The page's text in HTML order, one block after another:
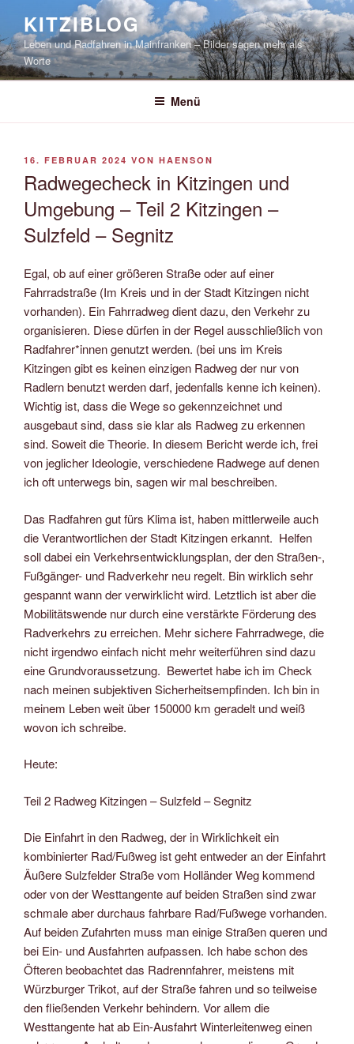
springen
KITZIBLOG
Leben und Radfahren in Mainfranken – Bilder sagen mehr als
Worte
Menü
VERÖFFENTLICHT
16. FEBRUAR 2024 VON HAENSON
Radwegecheck in Kitzingen und
Umgebung – Teil 2 Kitzingen –
Sulzfeld – Segnitz
Egal, ob auf einer größeren Straße oder auf einer
Fahrradstraße (Im Kreis und in der Stadt Kitzingen nicht
vorhanden). Ein Fahrradweg dient dazu, den Verkehr zu
organisieren. Diese dürfen in der Regel ausschließlich von
Radfahrer*innen genutzt werden. (bei uns im Kreis
Kitzingen gibt es keinen einzigen Radweg der nur von
Radlern benutzt werden darf, jedenfalls kenne ich keinen).
Wichtig ist, dass die Wege so gekennzeichnet und
ausgebaut sind, dass sie klar als Radweg zu erkennen
sind. Soweit die Theorie. In diesem Bericht werde ich, frei
von jeglicher Ideologie, verschiedene Radwege auf denen
ich oft unterwegs bin, sagen wir mal beschreiben.
Das Radfahren gut fürs Klima ist, haben mittlerweile auch
die Verantwortlichen der Stadt Kitzingen erkannt. Helfen
soll dabei ein Verkehrsentwicklungsplan, der den Straßen-,
Fußgänger- und Radverkehr neu regelt. Bin wirklich sehr
gespannt wann der verwirklicht wird. Letztlich ist aber die
Mobilitätswende nur durch eine verstärkte Förderung des
Radverkehrs zu erreichen. Mehr sichere Fahrradwege, die
nicht irgendwo einfach nicht mehr weiterführen sind dazu
eine Grundvoraussetzung. Bewertet habe ich im Check
nach meinen subjektiven Sicherheitsempfinden. Ich bin in
meinem Leben weit über 150000 km geradelt und weiß
wovon ich schreibe.
Heute:
Teil 2 Radweg Kitzingen – Sulzfeld – Segnitz
Die Einfahrt in den Radweg, der in Wirklichkeit ein
kombinierter Rad/Fußweg ist geht entweder an der Einfahrt
Äußere Sulzfelder Straße vom Holländer Weg kommend
oder von der Westtangente auf beiden Straßen sind zwar
schmale aber durchaus fahrbare Rad/Fußwege vorhanden.
Auf beiden Zufahrten muss man einige Straßen queren und
bei Ein- und Ausfahrten aufpassen. Ich habe schon des
Öfteren beobachtet das Radrennfahrer, meistens mit
Würzburger Trikot, auf der Straße fahren und so teilweise
den fließenden Verkehr behindern. Vor allem die
Westtangente hat ab Ein-Ausfahrt Winterleitenweg einen